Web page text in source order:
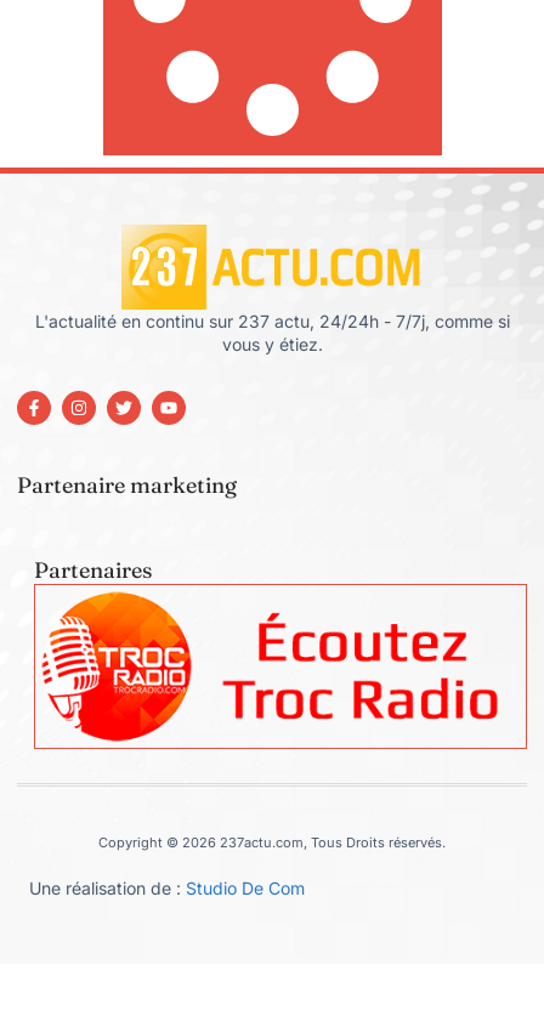
L'actualité en continu sur 237 actu, 24/24h - 7/7j, comme si
vous y étiez.
Partenaire marketing
Partenaires
Copyright © 2026 237actu.com, Tous Droits réservés.
Une réalisation de : Studio De Com